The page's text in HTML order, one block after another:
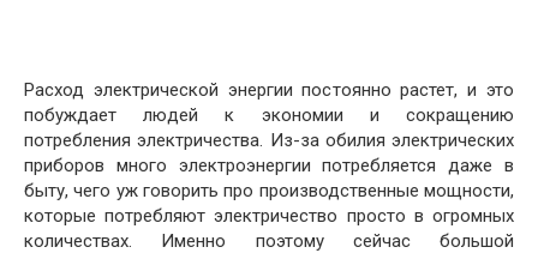
Расход электрической энергии постоянно растет, и это
побуждает людей к экономии и сокращению
потребления электричества. Из-за обилия электрических
приборов много электроэнергии потребляется даже в
быту, чего уж говорить про производственные мощности,
которые потребляют электричество просто в огромных
количествах. Именно поэтому сейчас большой